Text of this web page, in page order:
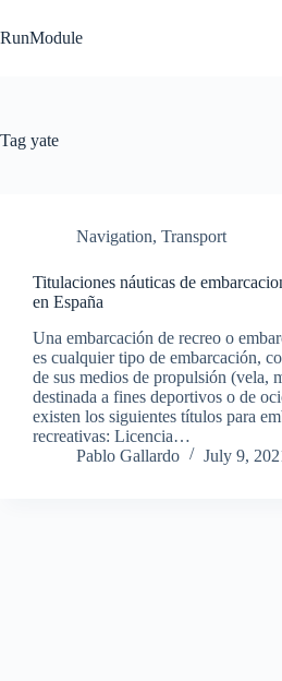
to
content
RunModule
Tag yate
Navigation, Transport
Titulaciones náuticas de
en España
Una embarcación de recreo o
es cualquier tipo de embarcación,
de sus medios de propulsión (vela,
destinada a fines deportivos o de
existen los siguientes títulos para
recreativas: Licencia…
Pablo Gallardo
July 9,